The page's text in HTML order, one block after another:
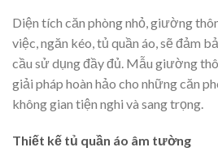
Diện tích căn phòng nhỏ, giường
việc, ngăn kéo, tủ quần áo, sẽ đảm
cầu sử dụng đầy đủ. Mẫu giường
giải pháp hoàn hảo cho những căn
không gian tiện nghi và sang trọng.
Thiết kế tủ quần áo âm tường